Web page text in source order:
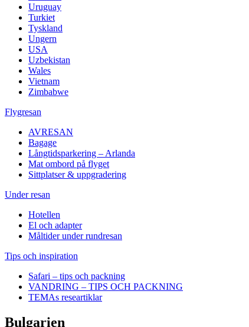
Uruguay
Turkiet
Tyskland
Ungern
USA
Uzbekistan
Wales
Vietnam
Zimbabwe
Flygresan
AVRESAN
Bagage
Långtidsparkering – Arlanda
Mat ombord på flyget
Sittplatser & uppgradering
Under resan
Hotellen
El och adapter
Måltider under rundresan
Tips och inspiration
Safari – tips och packning
VANDRING – TIPS OCH PACKNING
TEMAs researtiklar
Bulgarien